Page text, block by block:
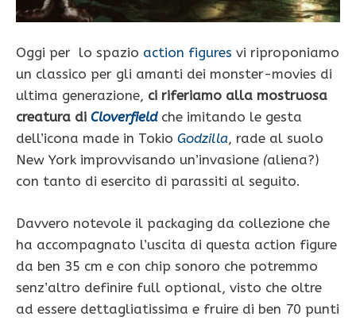
Oggi per lo spazio action figures vi riproponiamo
un classico per gli amanti dei monster-movies di
ultima generazione, ci riferiamo alla mostruosa
creatura di Cloverfieldche imitando le gesta
dell’icona made in Tokio Godzilla, rade al suolo
New York improvvisando un’invasione (aliena?)
con tanto di esercito di parassiti al seguito.
Davvero notevole il packaging da collezione che
ha accompagnato l’uscita di questa action figure
da ben 35 cm e con chip sonoro che potremmo
senz’altro definire full optional, visto che oltre
ad essere dettagliatissima e fruire di ben 70 punti